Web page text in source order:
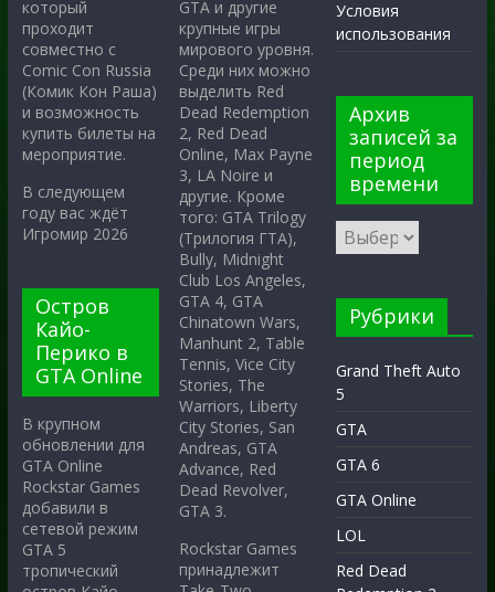
который
проходит
совместно с
Comic Con Russia
(Комик Кон Раша)
и возможность
купить билеты на
мероприятие.
В следующем
году вас ждёт
Игромир 2026
Остров
Кайо-
Перико в
GTA Online
В крупном
обновлении для
GTA Online
Rockstar Games
добавили в
сетевой режим
GTA 5
тропический
GTA и другие
крупные игры
мирового уровня.
Среди них можно
выделить Red
Dead Redemption
2, Red Dead
Online, Max Payne
3, LA Noire и
другие. Кроме
того: GTA Trilogy
(Трилогия ГТА),
Bully, Midnight
Club Los Angeles,
GTA 4, GTA
Chinatown Wars,
Manhunt 2, Table
Tennis, Vice City
Stories, The
Warriors, Liberty
City Stories, San
Andreas, GTA
Advance, Red
Dead Revolver,
GTA 3.
Rockstar Games
принадлежит
Условия
использования
Архив
записей за
период
времени
Рубрики
Grand Theft Auto
5
GTA
GTA 6
GTA Online
LOL
Red Dead